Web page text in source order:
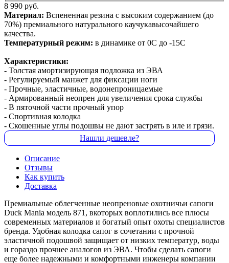
8 990 руб.
Материал: Вспененная резина с высоким содержанием (до
70%) премиального натурального каучукавысочайшего
качества.
Температурный режим: в динамике от 0С до -15С
Характеристики:
- Толстая амортизирующая подложка из ЭВА
- Регулируемый манжет для фиксации ноги
- Прочные, эластичные, водонепроницаемые
- Армированный неопрен для увеличения срока службы
- В пяточной части прочный упор
- Спортивная колодка
- Скошенные углы подошвы не дают застрять в иле и грязи.
Нашли дешевле?
Описание
Отзывы
Как купить
Доставка
Премиальные облегченные неопреновые охотничьи сапоги
Duck Mania модель 871, вкоторых воплотились все плюсы
современных материалов и богатый опыт охоты специалистов
бренда. Удобная колодка сапог в сочетании с прочной
эластичной подошвой защищает от низких температур, воды
и гораздо прочнее аналогов из ЭВА. Чтобы сделать сапоги
еще более надежными и комфортными инженеры компании